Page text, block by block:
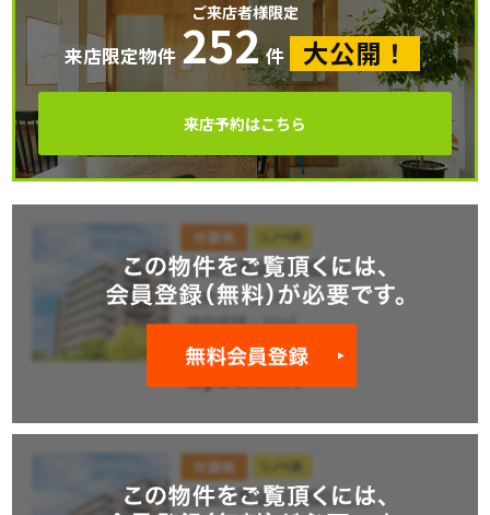
ご来店者様限定
来店限定物件 252 件 大公開！
来店予約はこちら